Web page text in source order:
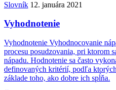
Slovník 12. januára 2021
Vyhodnotenie
Vyhodnotenie Vyhodnocovanie
procesu posudzovania, pri ktorom
nápadu. Hodnotenie sa často
definovaných kritérií, podľa
základe toho, ako dobre ich spĺňa.